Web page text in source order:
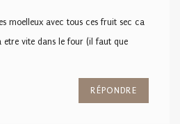
moelleux avec tous ces fruit sec ca
etre vite dans le four (il faut que
RÉPONDRE